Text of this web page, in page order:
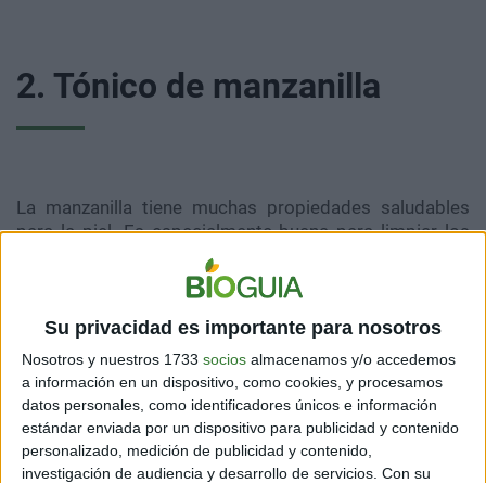
Su privacidad es importante para nosotros
Nosotros y nuestros 1733 socios almacenamos y/o accedemos
a información en un dispositivo, como cookies, y procesamos
datos personales, como identificadores únicos e información
estándar enviada por un dispositivo para publicidad y contenido
personalizado, medición de publicidad y contenido,
investigación de audiencia y desarrollo de servicios. Con su
2. Tónico de manzanilla
La manzanilla tiene muchas propiedades saludables
para la piel. Es especialmente buena para limpiar los
poros y para proteger la piel del sol.
Para preparar este tónico necesitas:
- 1/2 taza de agua
Lo primero es poner a hervir la taza de agua. Una vez
que llegue al punto de ebullición, apaga el fuego y vierte
en el agua las flores de manzanilla. Tapa la bebida y